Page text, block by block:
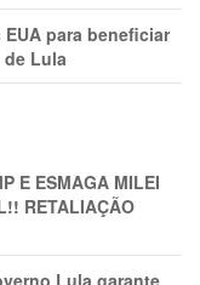
para beneficiar
Lula
E ESMAGA MILEI
RETALIAÇÃO
Lula garante